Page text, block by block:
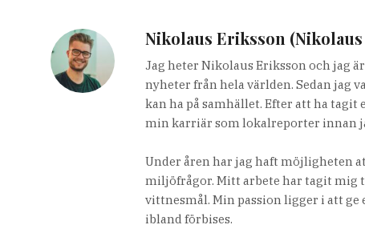
Nikolaus Eriksson
Jag heter Nikolaus Eriksson och jag
nyheter från hela världen. Sedan jag
kan ha på samhället. Efter att ha
min karriär som lokalreporter innan
Under åren har jag haft möjligheten
miljöfrågor. Mitt arbete har tagit mig
vittnesmål. Min passion ligger i att ge
ibland förbises.